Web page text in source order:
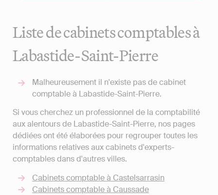
Liste de cabinets comptables à
Labastide-Saint-Pierre
Malheureusement il n'existe pas de cabinet
comptable à Labastide-Saint-Pierre.
Si vous cherchez un professionnel de la comptabilité
aux alentours de Labastide-Saint-Pierre, nos pages
dédiées ont été élaborées pour regrouper toutes les
informations relatives aux cabinets d'experts-
comptables dans d'autres villes.
Cabinets comptable à Castelsarrasin
Cabinets comptable à Caussade